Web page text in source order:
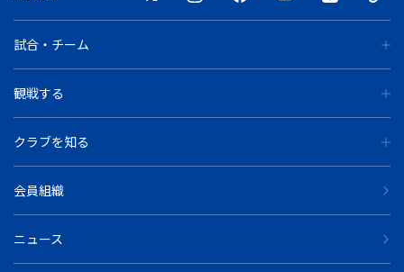
試合・チーム
観戦する
クラブを知る
会員組織
ニュース